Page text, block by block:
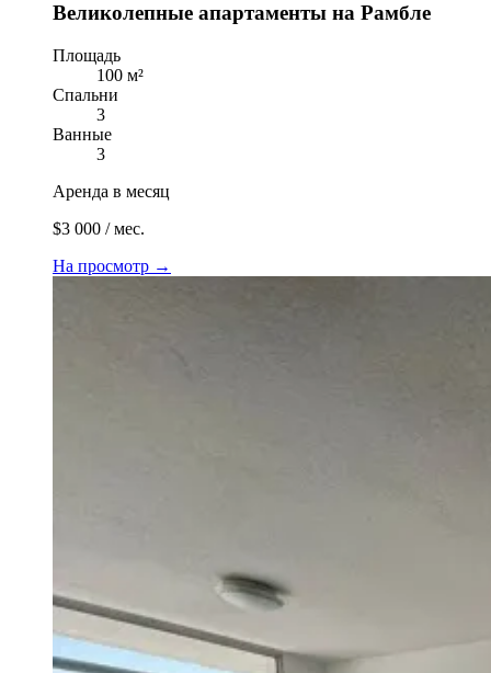
Великолепные апартаменты на Рамбле
Площадь
100 м²
Спальни
3
Ванные
3
Аренда в месяц
$3 000 / мес.
На просмотр →